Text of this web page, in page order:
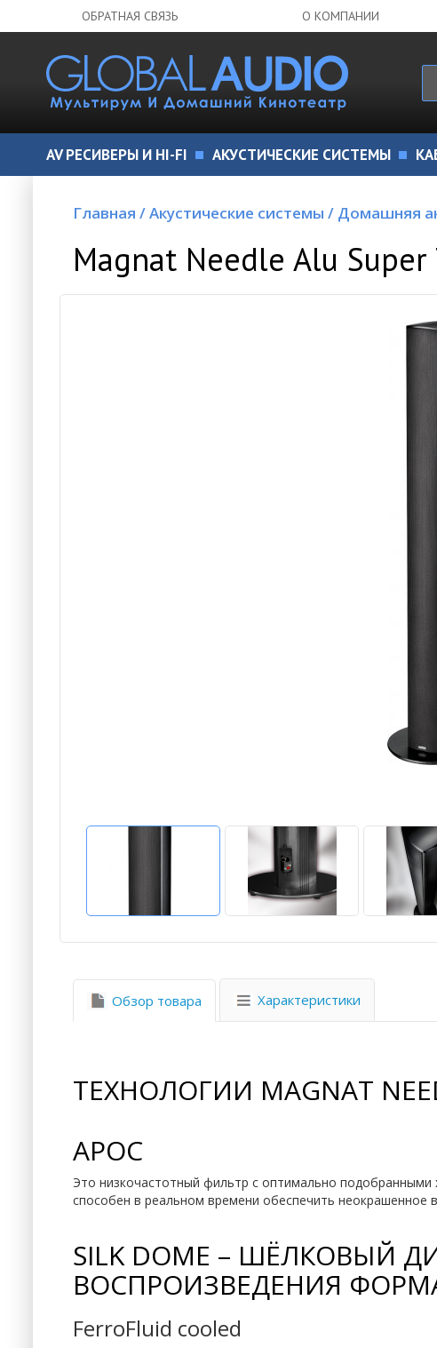
ОБРАТНАЯ СВЯЗЬ О КОМПАНИИ
AV РЕСИВЕРЫ И HI-FI АКУСТИЧЕСКИЕ СИСТЕМЫ
Главная /Акустические системы / Домашняя
Magnat Needle Alu
Обзор товара Характеристики
ТЕХНОЛОГИИ MAGNAT
APOC
Это низкочастотный фильтр с оптимально подобранными
способен в реальном времени обеспечить неокрашенное
SILK DOME – ШЁЛКОВЫЙ
ВОСПРОИЗВЕДЕНИЯ
FerroFluid cooled